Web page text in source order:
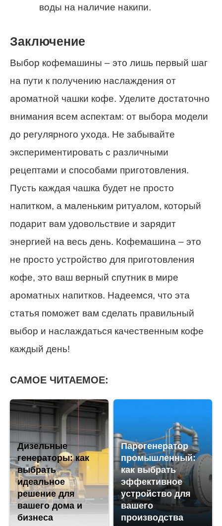
воды на наличие накипи.
Заключение
Выбор кофемашины – это лишь первый шаг
на пути к получению наслаждения от
ароматной чашки кофе. Уделите достаточно
внимания всем аспектам: от выбора модели
до регулярного ухода. Не забывайте
экспериментировать с различными
рецептами и способами приготовления.
Пусть каждая чашка будет не просто
напитком, а маленьким ритуалом, который
подарит вам удовольствие и зарядит
энергией на весь день. Кофемашина – это
не просто устройство для приготовления
кофе, это ваш верный спутник в мире
ароматных напитков. Надеемся, что эта
статья поможет вам сделать правильный
выбор и наслаждаться качественным кофе
каждый день!
САМОЕ ЧИТАЕМОЕ:
Дизельные
генераторы: как
выбрать
идеальное
решение для
вашего дома и
бизнеса
Парогенератор
промышленный:
как выбрать
эффективное
устройство для
вашего
производства